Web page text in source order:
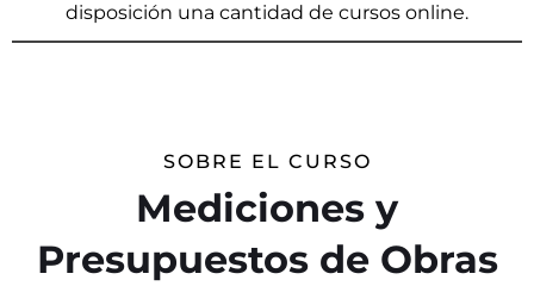
disposición una cantidad de cursos online.
SOBRE EL CURSO
Mediciones y
Presupuestos de Obras